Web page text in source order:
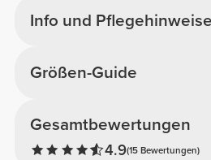
Info und Pflegehinweise
Gesamtbewertungen
4.9(15 Bewertungen)
Größen-Guide